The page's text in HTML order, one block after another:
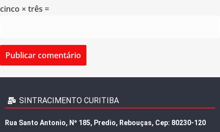
cinco × três =
SINTRACIMENTO CURITIBA
Rua Santo Antonio, Nº 185, Predio, Rebouças, Cep: 80230-120